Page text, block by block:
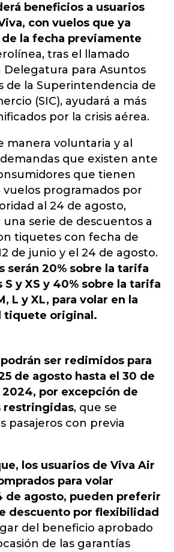
beneficios a usuarios
con vuelos que ya
la fecha previamente
, tras el llamado
Delegatura para Asuntos
de la Superintendencia de
(SIC), ayudará a más
por la crisis aérea.
manera voluntaria y al
que existen ante
que tienen
programados por
al 24 de agosto,
serie de descuentos a
tiquetes con fecha de
de junio y el 24 de agosto.
serán 20% sobre la tarifa
S y XS y 40% sobre la tarifa
L y XL, para volar en la
tiquete original.
ser redimidos para
de agosto hasta el 30 de
por excepción de
restringidas, que se
pasajeros con previa
los usuarios de Viva Air
para volar
de agosto, pueden preferir
descuento por flexibilidad
del beneficio aprobado
de las garantías